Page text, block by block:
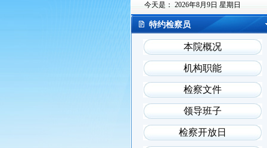
今天是： 2026年8月9日 星期日
特约检察员
本院概况
机构职能
检察文件
领导班子
检察开放日